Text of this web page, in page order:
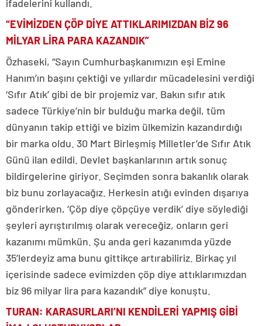
ifadelerini kullandı.
“EVİMİZDEN ÇÖP DİYE ATTIKLARIMIZDAN BİZ 96
MİLYAR LİRA PARA KAZANDIK”
Özhaseki, “Sayın Cumhurbaşkanımızın eşi Emine
Hanım’ın başını çektiği ve yıllardır mücadelesini verdiği
‘Sıfır Atık’ gibi de bir projemiz var. Bakın sıfır atık
sadece Türkiye’nin bir bulduğu marka değil, tüm
dünyanın takip ettiği ve bizim ülkemizin kazandırdığı
bir marka oldu. 30 Mart Birleşmiş Milletler’de Sıfır Atık
Günü ilan edildi. Devlet başkanlarının artık sonuç
bildirgelerine giriyor. Seçimden sonra bakanlık olarak
biz bunu zorlayacağız. Herkesin atığı evinden dışarıya
gönderirken, ‘Çöp diye çöpçüye verdik’ diye söylediği
şeyleri ayrıştırılmış olarak vereceğiz, onların geri
kazanımı mümkün. Şu anda geri kazanımda yüzde
35’lerdeyiz ama bunu gittikçe artırabiliriz. Birkaç yıl
içerisinde sadece evimizden çöp diye attıklarımızdan
biz 96 milyar lira para kazandık” diye konuştu.
TURAN: KARASURLARI’NI KENDİLERİ YAPMIŞ GİBİ